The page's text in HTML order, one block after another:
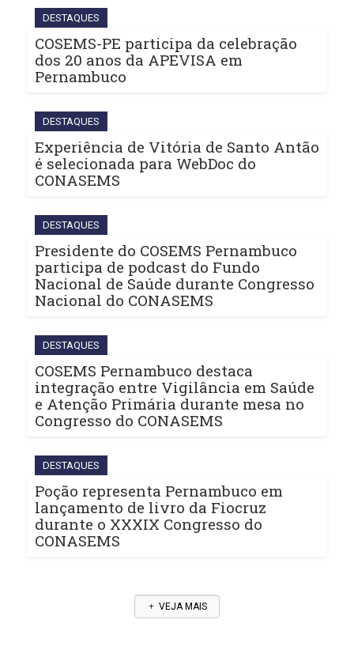
DESTAQUES
COSEMS-PE participa da celebração
dos 20 anos da APEVISA em
Pernambuco
DESTAQUES
Experiência de Vitória de Santo Antão
é selecionada para WebDoc do
CONASEMS
DESTAQUES
Presidente do COSEMS Pernambuco
participa de podcast do Fundo
Nacional de Saúde durante Congresso
Nacional do CONASEMS
DESTAQUES
COSEMS Pernambuco destaca
integração entre Vigilância em Saúde
e Atenção Primária durante mesa no
Congresso do CONASEMS
DESTAQUES
Poção representa Pernambuco em
lançamento de livro da Fiocruz
durante o XXXIX Congresso do
CONASEMS
VEJA MAIS